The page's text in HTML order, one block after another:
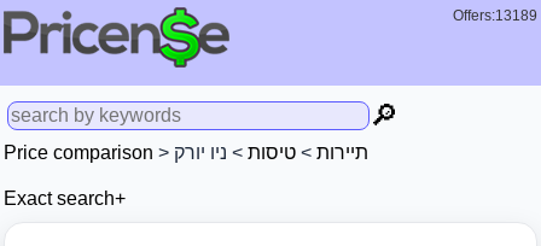
Offers:13189
🔎
Price comparison > תיירות > טיסות > ניו יורק
Exact search+